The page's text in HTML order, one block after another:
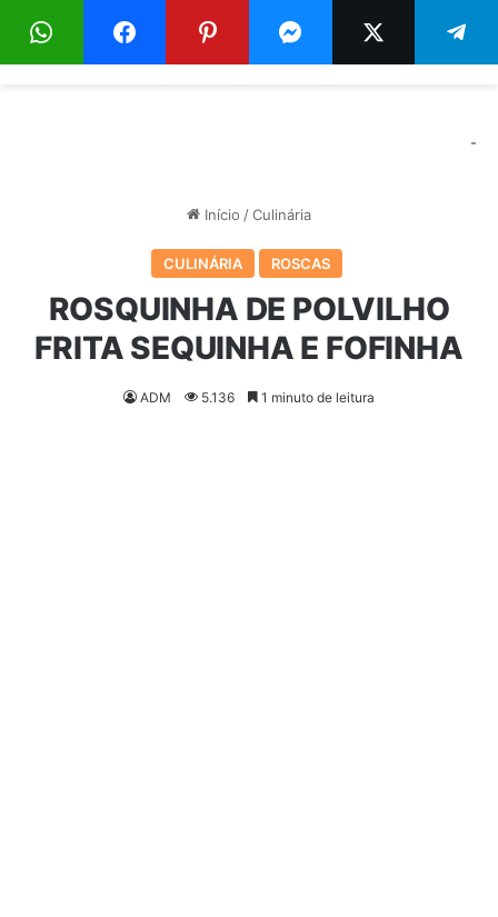
Menu
-
Início /Culinária
CULINÁRIA ROSCAS
ROSQUINHA DE POLVILHO
FRITA SEQUINHA E FOFINHA
ADM 5.136 1 minuto de leitura